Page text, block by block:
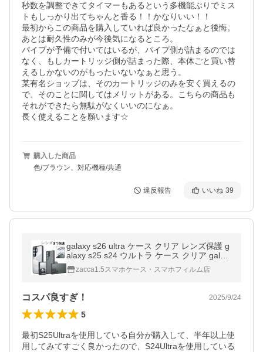
秒数を調整できてタイマーもあるという多機能ぶりでミス
トもしっかり出てちゃんと香る！！かなりいい！！
最初からこの商品を購入していれば良かったなぁと後悔。
あとは耐久性のみが今後気になるところ。
パイプが予備で付いてはいるが、パイプ側が詰まるのでは
なく、もしカートリッジ側が詰まった際、本体ごと買い替
えるしかないのがもったいないなぁと思う。
某有名ショップは、そのカートリッジのみを安く買えるの
で、そのことに関してはメリットがある。こちらの商品も
それができたら無駄がなくいいのになぁ。
長く使えることを願います☆
購入した商品
色/ブラウン、対応機種/共通
違反報告 いいね 39
galaxy s26 ultra ケース クリア レンズ保護 g
alaxy s25 s24 ウルトラ ケース クリア galax
y S26+ ケース 耐衝撃 マットクリア Galaxy
s23fe ケース おしゃれ
zacca1.5スマホケース・スマホフィルム店
コスパ良すぎ！ 2025/9/24
5
最初S25Ultraを使用している自分が購入して、半年以上使
用してみてすごく良かったので、S24Ultraを使用している